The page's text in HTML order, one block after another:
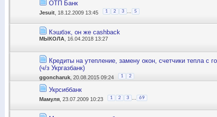
ОТП Банк
Jesuit , 18.12.2009 13:45 1 2 3 5
Кэшбэк, он же cashback
MЫКОЛА , 16.04.2018 13:27
Кредиты на утепление, замену окон, счетчики тепла с
(ч/з Укргазбанк)
ggoncharuk , 20.08.2015 09:24 1 2
Укрсиббанк
Мамуля , 23.07.2009 10:23 1 2 3 69